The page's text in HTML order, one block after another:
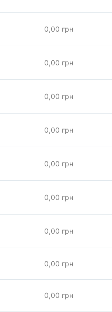
0,00 грн
0,00 грн
0,00 грн
0,00 грн
0,00 грн
0,00 грн
0,00 грн
0,00 грн
0,00 грн